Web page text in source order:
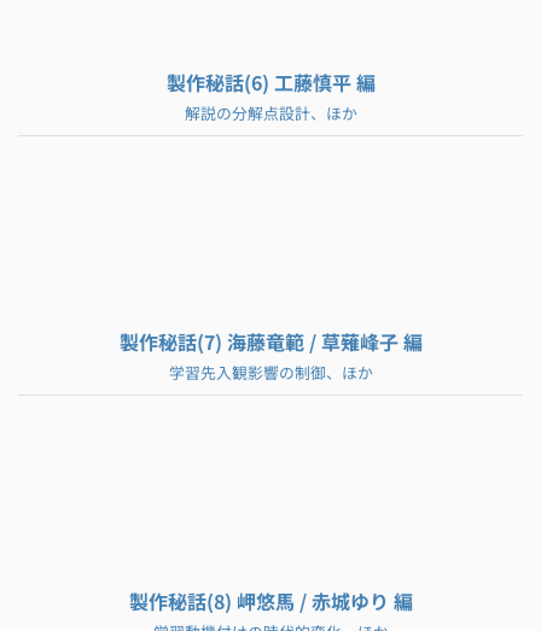
製作秘話(6) 工藤慎平 編
解説の分解点設計、ほか
製作秘話(7) 海藤竜範 / 草薙峰子 編
学習先入観影響の制御、ほか
製作秘話(8) 岬悠馬 / 赤城ゆり 編